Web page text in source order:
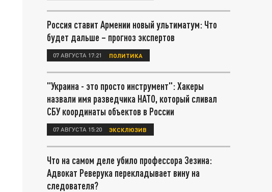
Россия ставит Армении новый ультиматум: Что
будет дальше – прогноз экспертов
07 АВГУСТА 17:21 ПОЛИТИКА
"Украина - это просто инструмент": Хакеры
назвали имя разведчика НАТО, который сливал
СБУ координаты объектов в России
07 АВГУСТА 15:20 ЭКСКЛЮЗИВ
Что на самом деле убило профессора Зезина:
Адвокат Реверука перекладывает вину на
следователя?